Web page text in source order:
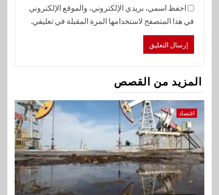
احفظ اسمي، بريدي الإلكتروني، والموقع الإلكتروني
في هذا المتصفح لاستخدامها المرة المقبلة في تعليقي.
المزيد من القصص
اقتصاد